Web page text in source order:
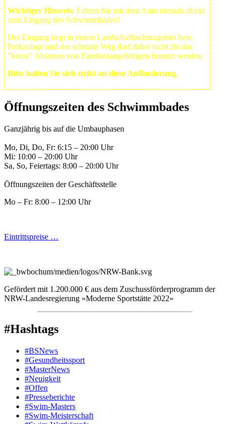
Wichtiger Hinweis: Fahren Sie mit dem Auto niemals direkt
zum Eingang des Schwimmbades!
Der Eingang liegt in einem Landschafts­schutzgebiet bzw.
Park­anlage und der schmale Weg darf daher nicht für das
"kurze" Absetzen von Familienangehörigen benutzt werden.
Bitte halten Sie sich strikt an diese Aufforderung.
Öffnungszeiten des Schwimmbades
Ganzjährig bis auf die Umbauphasen
Mo, Di, Do, Fr: 6:15 – 20:00 Uhr
Mi: 10:00 – 20:00 Uhr
Sa, So, Feiertags: 8:00 – 20:00 Uhr
Öffnungszeiten der Geschäftsstelle
Mo – Fr: 8:00 – 12:00 Uhr
Eintrittspreise …
Gefördert mit 1.200.000 € aus dem Zuschussförderprogramm der
NRW-Landesregierung »Moderne Sportstätte 2022«
#Hashtags
#BSNews
#Gesundheitssport
#MasterNews
#Neuigkeit
#Offen
#Presse­berichte
#Swim-Masters
#Swim-Meister­schaft